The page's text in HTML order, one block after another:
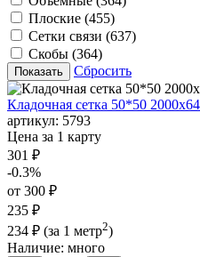
Плоские (455)
Сетки связи (637)
Скобы (364)
Сбросить
Кладочная сетка 50*50
артикул: 5793
Цена за 1 карту
301 ₽
-0.3%
от 300 ₽
235 ₽
234 ₽ (за 1 метр2)
Наличие: много